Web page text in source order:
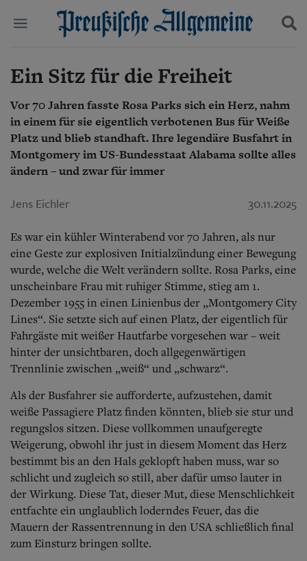
Start
Wer wir sind
Aktuelle Ausgabe
Abonnenten-Login
Abonnent werden
Abo Prämien
Archiv
Politik
Kultur
Wirtschaft
Panorama
Gesellschaft
Leben
Geschichte
Ostpreußen
Danzig und Westpreußen
Bücher
Kontakt
Impressum
Datenschutz
Suchen und finden
Ein Sitz für die Freiheit
Vor 70 Jahren fasste Rosa Parks sich ein Herz, nahm
in einem für sie eigentlich verbotenen Bus für Weiße
Platz und blieb standhaft. Ihre legendäre Busfahrt in
Montgomery im US-Bundesstaat Alabama sollte alles
ändern – und zwar für immer
Jens Eichler 30.11.2025
Es war ein kühler Winterabend vor 70 Jahren, als nur
eine Geste zur explosiven Initialzündung einer Bewegung
wurde, welche die Welt verändern sollte. Rosa Parks, eine
unscheinbare Frau mit ruhiger Stimme, stieg am 1.
Dezember 1955 in einen Linienbus der „Montgomery City
Lines“. Sie setzte sich auf einen Platz, der eigentlich für
Fahrgäste mit weißer Hautfarbe vorgesehen war – weit
hinter der unsichtbaren, doch allgegenwärtigen
Trennlinie zwischen „weiß“ und „schwarz“.
Als der Busfahrer sie aufforderte, aufzustehen, damit
weiße Passagiere Platz finden könnten, blieb sie stur und
regungslos sitzen. Diese vollkommen unaufgeregte
Weigerung, obwohl ihr just in diesem Moment das Herz
bestimmt bis an den Hals geklopft haben muss, war so
schlicht und zugleich so still, aber dafür umso lauter in
der Wirkung. Diese Tat, dieser Mut, diese Menschlichkeit
entfachte ein unglaublich loderndes Feuer, das die
Mauern der Rassentrennung in den USA schließlich final
zum Einsturz bringen sollte.